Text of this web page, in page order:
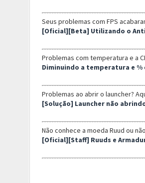
Seus problemas com FPS
[Oficial][Beta] Utilizando o Anti-
Problemas com temperatura e a
Diminuindo a temperatura e %
Problemas ao abrir o launcher?
[Solução] Launcher não
Não conhece a moeda Ruud ou
[Oficial][Staff] Ruuds e